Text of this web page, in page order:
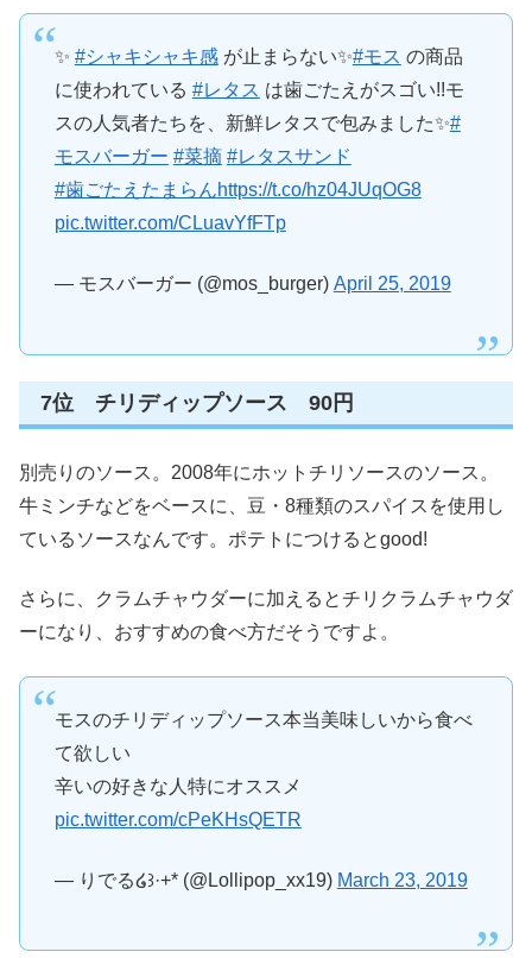
✨ #シャキシャキ感が止まらない✨#モス の商品
に使われている #レタス は歯ごたえがスゴい!!モ
スの人気者たちを、新鮮レタスで包みました✨#
モスバーガー #菜摘 #レタスサンド
#歯ごたえたまらんhttps://t.co/hz04JUqOG8
pic.twitter.com/CLuavYfFTp
— モスバーガー (@mos_burger) April 25, 2019
7位 チリディップソース 90円
別売りのソース。2008年にホットチリソースのソース。
牛ミンチなどをベースに、豆・8種類のスパイスを使用し
ているソースなんです。ポテトにつけるとgood!
さらに、クラムチャウダーに加えるとチリクラムチャウダ
ーになり、おすすめの食べ方だそうですよ。
モスのチリディップソース本当美味しいから食べ
て欲しい
辛いの好きな人特にオススメ
pic.twitter.com/cPeKHsQETR
— りでる໒꒱·+* (@Lollipop_xx19) March 23, 2019